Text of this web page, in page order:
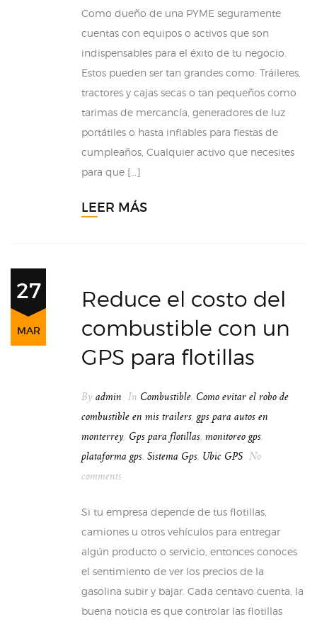
Como dueño de una PYME seguramente
cuentas con equipos o activos que son
indispensables para el éxito de tu negocio.
Estos pueden ser tan grandes como: Tráileres,
tractores y cajas secas o tan pequeños como
tarimas de mercancía, generadores de luz
portátiles o hasta inflables para fiestas de
cumpleaños, Cualquier activo que necesites
para que […]
LEER MÁS
27
MAR
Reduce el costo del
combustible con un
GPS para flotillas
By admin In Combustible, Como evitar el robo de
combustible en mis trailers, gps para autos en
monterrey, Gps para flotillas, monitoreo gps,
plataforma gps, Sistema Gps, Ubic GPS No
comments
Si tu empresa depende de tus flotillas,
camiones u otros vehículos para entregar
algún producto o servicio, entonces conoces
el sentimiento de ver los precios de la
gasolina subir y bajar. Cada centavo cuenta, la
buena noticia es que controlar las flotillas